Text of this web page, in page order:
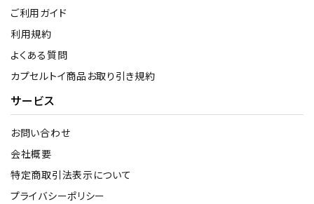
ご利用ガイド
利用規約
よくある質問
カプセルトイ商品お取り引き規約
サービス
お問い合わせ
会社概要
特定商取引法表示について
プライバシーポリシー